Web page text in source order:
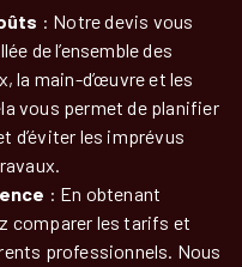
: Notre devis vous
de l’ensemble des
la main-d’œuvre et les
vous permet de planifier
d’éviter les imprévus
: En obtenant
comparer les tarifs et
professionnels. Nous